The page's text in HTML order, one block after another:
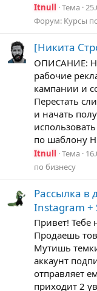
Itnull Тема
Форум: Курсы
[Никита
ОПИСАНИЕ: На
рабочие
кампании и
Перестать
и начать
по шаблону
Itnull Тема
по бизнесу
Рассылка в
Instagram +
Привет! Тебе
Продаешь
Мутишь
аккаунт
отправляет
приходит 2